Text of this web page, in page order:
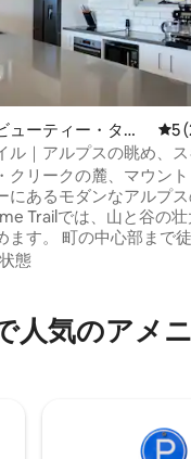
つ星の平均評価
ューティー・タウ
スの町家・長屋
レ5
ル｜アルプスの眺め、ス
イル
クリークの麓、マウント
にあるモダンなアルプ
Trailでは、山と谷の壮
部まで徒歩5
はカフェやショップ、日
ンズ鉄道トレイルでの
エワ川での水泳、ビッ
ラックスし、穏やかなア
囲まれてくつろぎましょ
状態
人気のアメ